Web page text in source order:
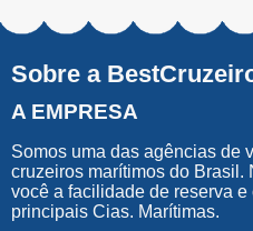
Sobre a
A EMPRESA
Somos uma das agências de
cruzeiros marítimos do Brasil.
você a facilidade de reserva
principais Cias. Marítimas.